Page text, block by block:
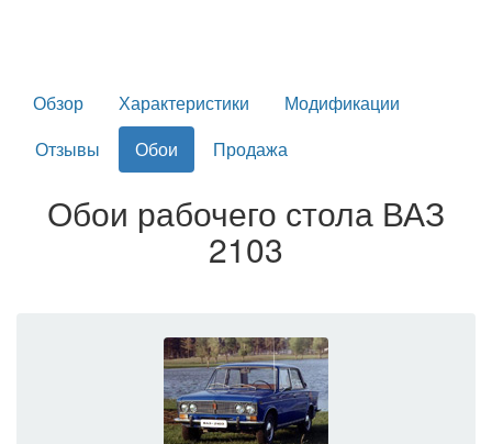
Обзор Характеристики
Модификации
Отзывы
Обои Продажа
Обои рабочего стола ВАЗ
2103